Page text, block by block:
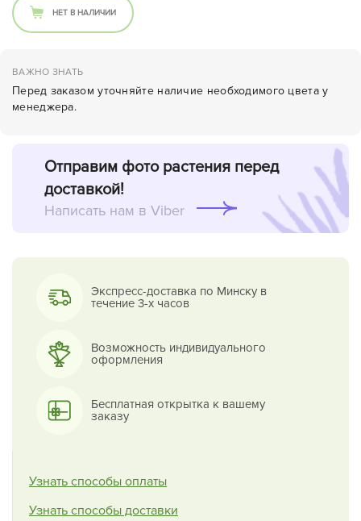
НЕТ В НАЛИЧИИ
ВАЖНО ЗНАТЬ
Перед заказом уточняйте наличие необходимого цвета у
менеджера.
Отправим фото растения перед
доставкой!
Написать нам в Viber
Экспресс-доставка по Минску в
течение 3-х часов
Возможность индивидуального
оформления
Бесплатная открытка к вашему
заказу
Узнать способы оплаты
Узнать способы доставки